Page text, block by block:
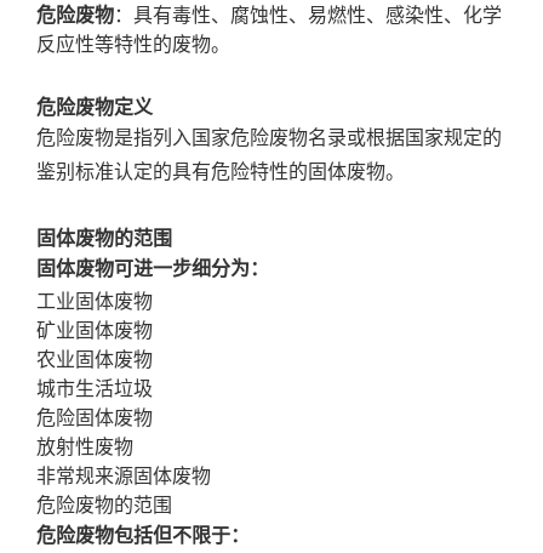
危险废物：具有毒性、腐蚀性、易燃性、感染性、化学
反应性等特性的废物。
危险废物定义
危险废物是指列入国家危险废物名录或根据国家规定的
鉴别标准认定的具有危险特性的固体废物。
固体废物的范围
固体废物可进一步细分为：
工业固体废物
矿业固体废物
农业固体废物
城市生活垃圾
危险固体废物
放射性废物
非常规来源固体废物
危险废物的范围
危险废物包括但不限于：